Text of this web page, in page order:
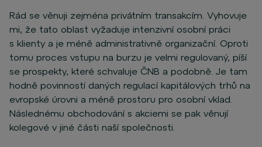
Rád se věnuji zejména privátním transakcím. Vyhovuje
mi, že tato oblast vyžaduje intenzivní osobní práci
s klienty a je méně administrativně organizační. Oproti
tomu proces vstupu na burzu je velmi regulovaný, píší
se prospekty, které schvaluje ČNB a podobně. Je tam
hodně povinností daných regulací kapitálových trhů na
evropské úrovni a méně prostoru pro osobní vklad.
Následnému obchodování s akciemi se pak věnují
kolegové v jiné části naší společnosti.